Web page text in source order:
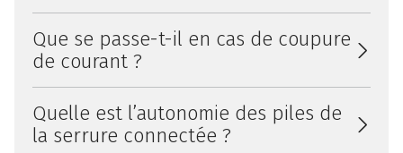
Que se passe-t-il en cas de coupure
de courant ?
Quelle est l’autonomie des piles de
la serrure connectée ?